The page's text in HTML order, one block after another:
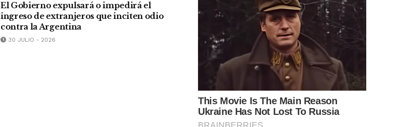
El Gobierno expulsará o impedirá el
ingreso de extranjeros que inciten odio
contra la Argentina
30 JULIO - 2026